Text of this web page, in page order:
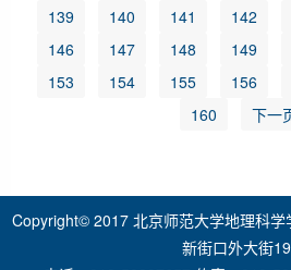
139
140 141 142
146
147 148 149
153
154 155 156
160
下一
Copyright© 2017 北京师范大学地理科
新街口外大街